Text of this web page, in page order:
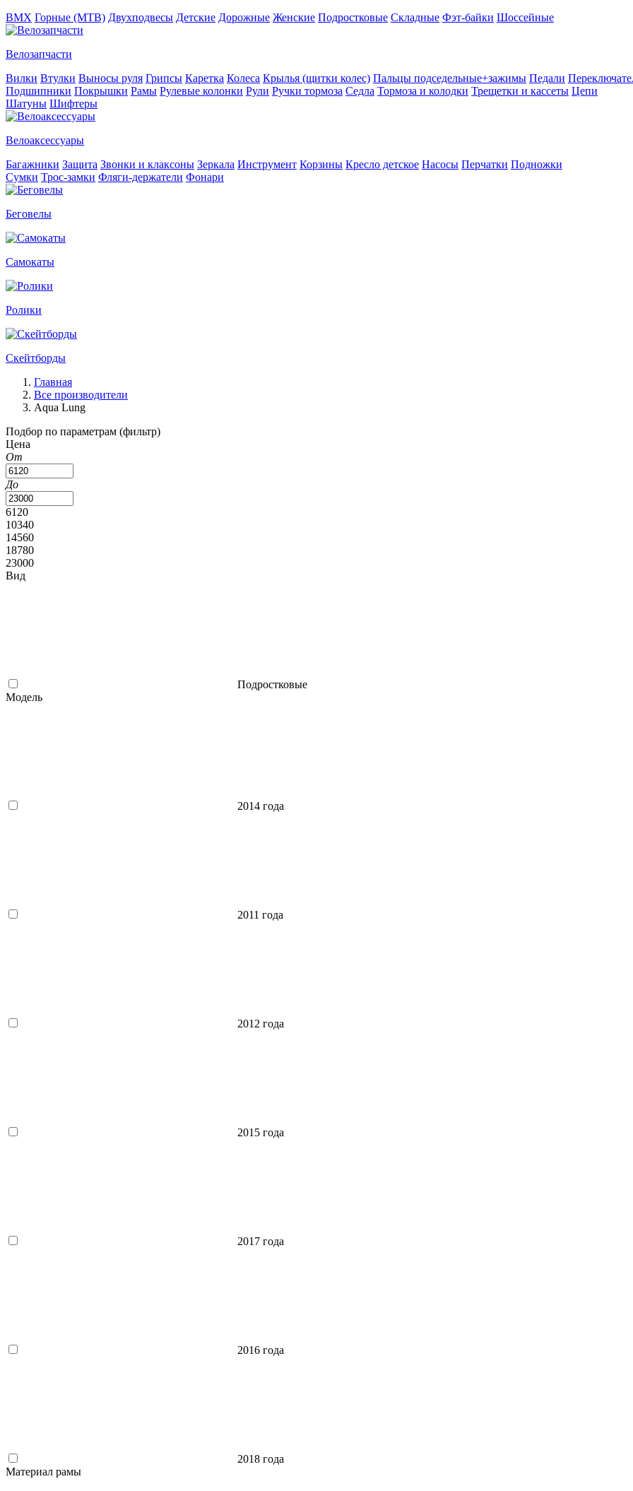
BMX Горные (MTB) Двухподвесы Детские Дорожные Женские Подростковые Складные Фэт-байки Шоссейные
Велозапчасти
Вилки Втулки Выносы руля Грипсы Каретка Колеса Крылья (щитки колес) Пальцы подседельные+зажимы Педали
Подшипники Покрышки Рамы Рулевые колонки Рули Ручки тормоза Седла Тормоза и колодки Трещетки и кассеты Цепи
Шатуны Шифтеры
Велоаксессуары
Багажники Защита Звонки и клаксоны Зеркала Инструмент Корзины Кресло детское Насосы Перчатки Подножки
Сумки Трос-замки Фляги-держатели Фонари
Беговелы
Самокаты
Ролики
Скейтборды
Главная
Все производители
Aqua Lung
Подбор по параметрам (фильтр)
Цена
От
До
6120
10340
14560
18780
23000
Вид
Подростковые
Модель
2014 года
2011 года
2012 года
2015 года
2017 года
2016 года
2018 года
Материал рамы